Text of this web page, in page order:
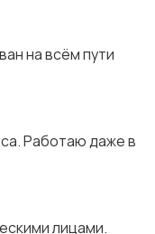
на всём пути
Работаю даже в
лицами.